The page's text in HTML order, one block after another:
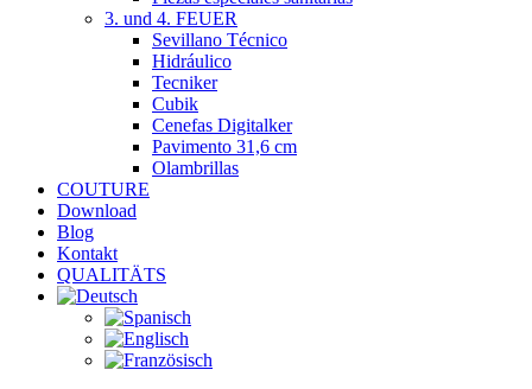
3. und 4. FEUER
Sevillano Técnico
Hidráulico
Tecniker
Cubik
Cenefas Digitalker
Pavimento 31,6 cm
Olambrillas
COUTURE
Download
Blog
Kontakt
QUALITÄTS